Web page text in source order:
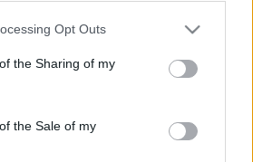
app uses one or more Google
or usage behaviour. You may click to
Google and its third-party tags to
specified purposes in below Google
Opt Outs
the Sharing of my
the Sale of my